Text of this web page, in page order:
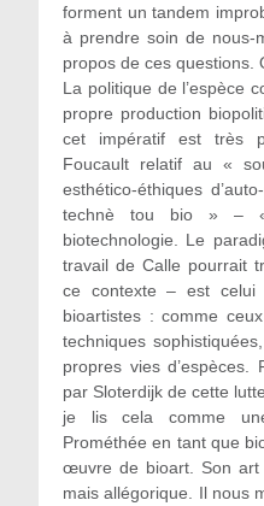
forment un tandem
à prendre soin de nous-
propos de ces questions.
La politique de l’espèce
propre production
cet impératif est très
Foucault relatif au «
esthético-éthiques
technè tou bio » –
biotechnologie. Le
travail de Calle pourrait
ce contexte – est celui
bioartistes : comme
techniques
propres vies
par Sloterdijk de cette
je lis cela comme
Prométhée en tant que
œuvre de bioart. Son art
mais allégorique. Il nous